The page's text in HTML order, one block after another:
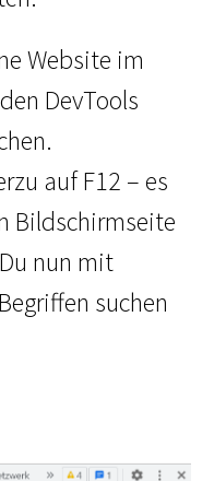
Website im
DevTools
auf F12 – es
Bildschirmseite
nun mit
suchen